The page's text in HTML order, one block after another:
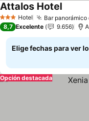
3 Estrellas
Hotel Bar
Attalos HotelVer
8,7 Excelente 9.656
Elige fechas para ver
Opción destacada